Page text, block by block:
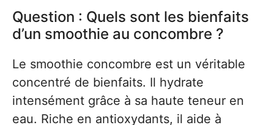
Question : Quels sont les bienfaits
d’un smoothie au concombre ?
Le smoothie concombre est un véritable
concentré de bienfaits. Il hydrate
intensément grâce à sa haute teneur en
eau. Riche en antioxydants, il aide à